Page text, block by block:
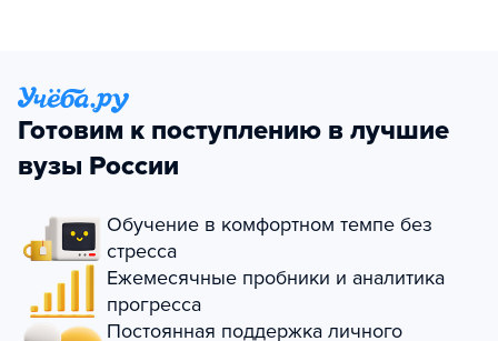
Готовим к поступлению в лучшие
вузы России
Обучение в комфортном темпе без
стресса
Ежемесячные пробники и аналитика
прогресса
Постоянная поддержка личного